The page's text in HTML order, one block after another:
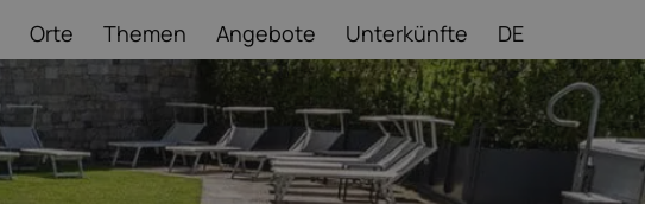
Orte Themen Angebote Unterkünfte DE